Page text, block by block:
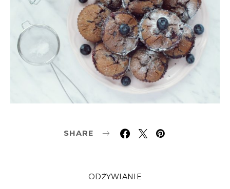
SHARE
ODŻYWIANIE